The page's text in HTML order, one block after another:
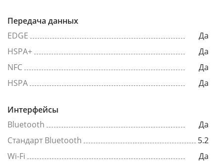
Передача данных
EDGE
Да
HSPA+
Да
NFC
Да
HSPA
Да
Интерфейсы
Bluetooth
Да
Стандарт Bluetooth
5.2
Wi-Fi
Да